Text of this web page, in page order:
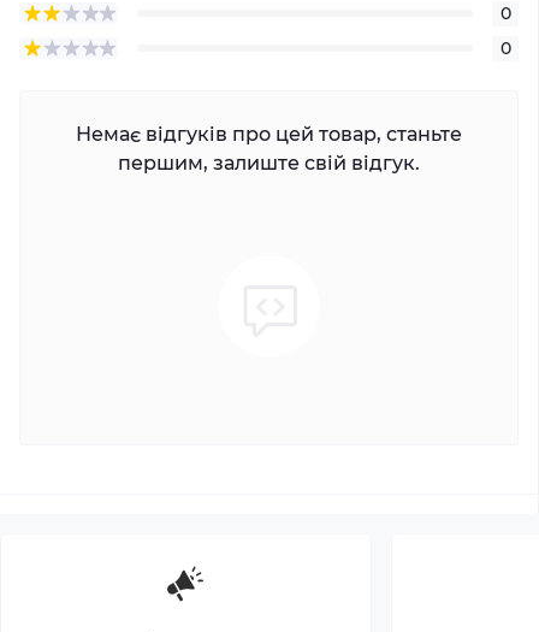
0
0
Немає відгуків про цей товар, станьте
першим, залиште свій відгук.